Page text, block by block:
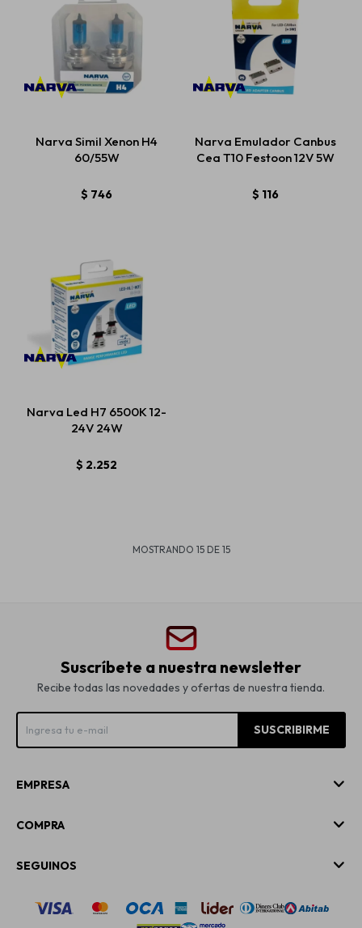
Narva Simil Xenon H4
60/55W
$ 746
Narva Emulador Canbus
Cea T10 Festoon 12V 5W
$ 116
Narva Led H7 6500K 12-
24V 24W
$ 2.252
MOSTRANDO 15DE 15
Suscríbete a nuestra newsletter
Recibe todas las novedades y ofertas de nuestra tienda.
SUSCRIBIRME
EMPRESA
COMPRA
SEGUINOS